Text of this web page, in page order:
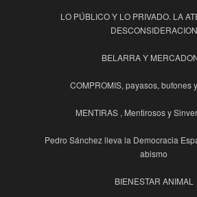
LO PÚBLICO Y LO PRIVADO. LA
DESCONSIDERACION
BELARRA Y
COMPROMIS, payasos, bufones
MENTIRAS , Mentirosos y
Pedro Sánchez lleva la Democracia
abismo
BIENESTAR ANIMAL